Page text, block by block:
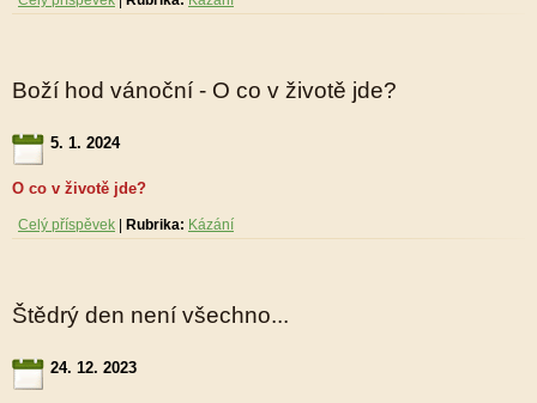
Boží hod vánoční - O co v životě jde?
5. 1. 2024
O co v životě jde?
Celý příspěvek Rubrika: Kázání
Štědrý den není všechno...
24. 12. 2023